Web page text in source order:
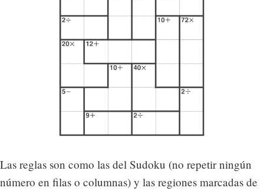
Las reglas son como las del Sudoku (no repetir ningún
número en filas o columnas) y las regiones marcadas de